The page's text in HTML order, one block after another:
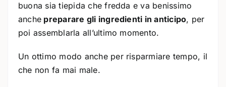
buona sia tiepida che fredda e va benissimo
anche preparare gli ingredienti in anticipo, per
poi assemblarla all’ultimo momento.
Un ottimo modo anche per risparmiare tempo, il
che non fa mai male.